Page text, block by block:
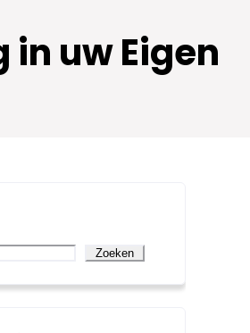
uw Eigen
Zoeken